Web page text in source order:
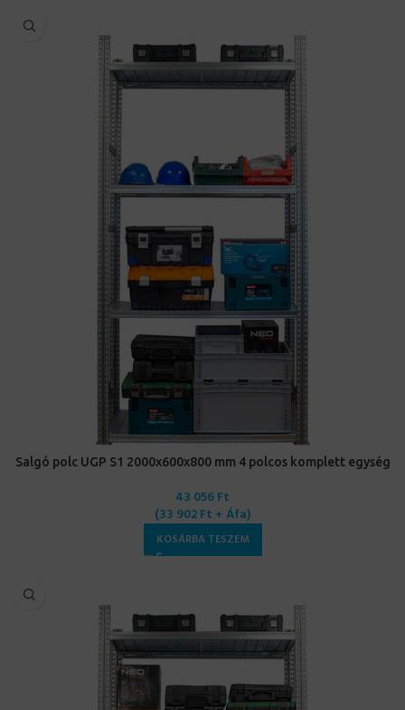
Salgó polc UGP S1 2000x600x800 mm 4 polcos komplett egység
43 056Ft
(33 902Ft + Áfa)
KOSÁRBA TESZEM